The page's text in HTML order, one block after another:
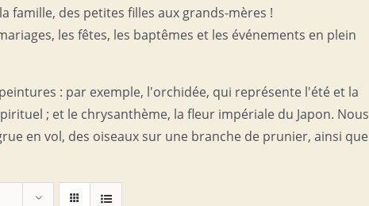
famille, des petites filles aux grands-mères !
les fêtes, les baptêmes et les événements en plein
: par exemple, l'orchidée, qui représente l'été et la
; et le chrysanthème, la fleur impériale du Japon. Nous
en vol, des oiseaux sur une branche de prunier, ainsi que